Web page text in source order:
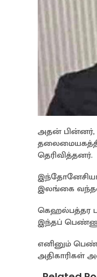
அதன் பின்னர்,
தெரிவித்தனர்.
இலங்கை
கெஹல்பத்தர
இந்தப்
எனினும் பெண்
அதிகாரிகள்